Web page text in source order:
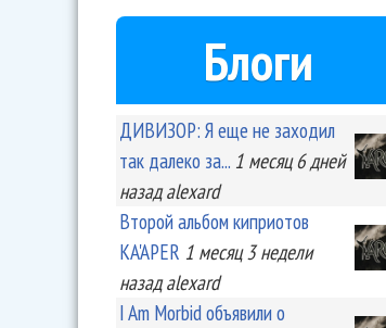
Блоги
ДИВИЗОР: Я еще не заходил
так далеко за... 1 месяц 6 дней
назад alexard
Второй альбом киприотов
KA'APER 1 месяц 3 недели
назад alexard
I Am Morbid объявили о